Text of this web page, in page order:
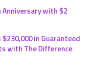
with $2
in Guaranteed
with The Difference